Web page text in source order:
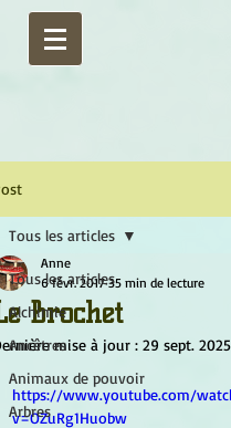
Tous les articles
Alchimie
Ancêtres
Animaux de pouvoir
Arbres
Tous les articles
Brochet
Anne
6 févr. 2017 35 min de lecture
mise à jour : 29 sept. 2025
https://www.youtube.com/
v=OZuRg1Huobw